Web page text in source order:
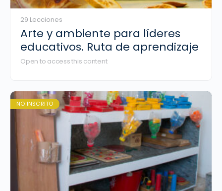
29 Lecciones
Arte y ambiente para líderes
educativos. Ruta de aprendizaje
Open to access this content
NO INSCRITO